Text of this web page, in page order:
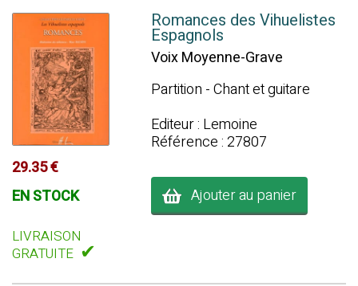
29.35 €
EN STOCK
LIVRAISON
GRATUITE ✔
Romances des Vihuelistes
Espagnols
Voix Moyenne-Grave
Partition - Chant et guitare
Editeur : Lemoine
Référence : 27807
Ajouter au panier